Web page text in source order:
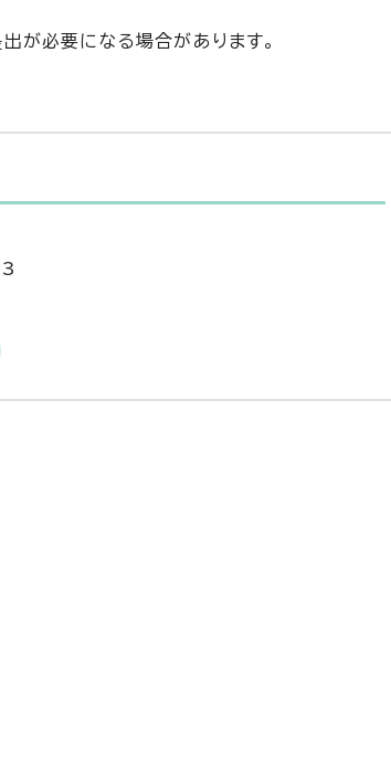
が必要になる場合があります。